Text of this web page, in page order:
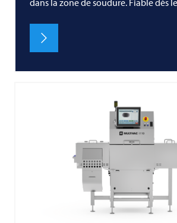
dans la zone de soudure. Fiable dès